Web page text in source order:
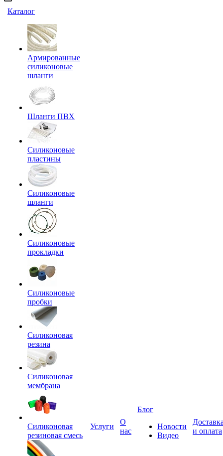
Каталог
Армированные
силиконовые
шланги
Шланги ПВХ
Силиконовые
пластины
Силиконовые
шланги
Силиконовые
прокладки
Силиконовые
пробки
Силиконовая
резина
Силиконовая
мембрана
Силиконовая
резиновая смесь
Услуги
О
нас
Блог
Новости
Видео
и оплата